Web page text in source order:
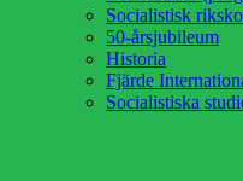
Socialistisk
50-årsjubileum
Historia
Fjärde
Socialistiska